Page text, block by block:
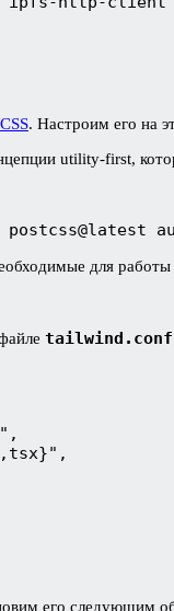
. Настроим его на
utility-first,
для
его следующим